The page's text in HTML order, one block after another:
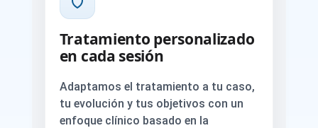
Tratamiento personalizado
en cada sesión
Adaptamos el tratamiento a tu caso,
tu evolución y tus objetivos con un
enfoque clínico basado en la